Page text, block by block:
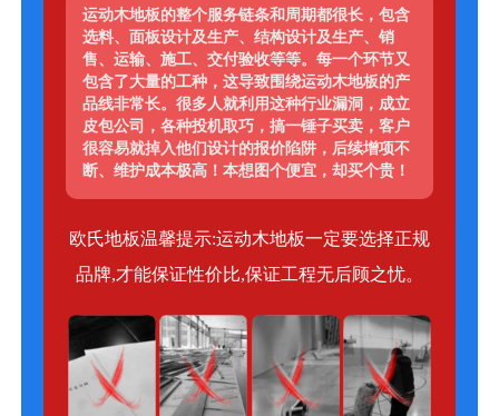
运动木地板的整个服务链条和周期都很长，包含
选料、面板设计及生产、结构设计及生产、销
售、运输、施工、交付验收等等。每一个环节又
包含了大量的工种，这导致围绕运动木地板的产
品线非常长。很多人就利用这种行业漏洞，成立
皮包公司，各种投机取巧，搞一锤子买卖，客户
很容易就掉入他们设计的报价陷阱，后续增项不
断、维护成本极高！本想图个便宜，却买个贵！
欧氏地板温馨提示:运动木地板一定要选择正规
品牌,才能保证性价比,保证工程无后顾之忧。